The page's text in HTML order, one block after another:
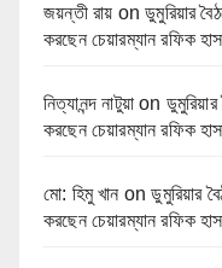
জয়ন্তী রায় onডুমুরিয়ার
করছেন চেয়ারম্যান রফিক
নিত্যানন্দ নাটুয়া on
করছেন চেয়ারম্যান রফিক
মো: হিমু খান onডুমুরিয়ার
করছেন চেয়ারম্যান রফিক